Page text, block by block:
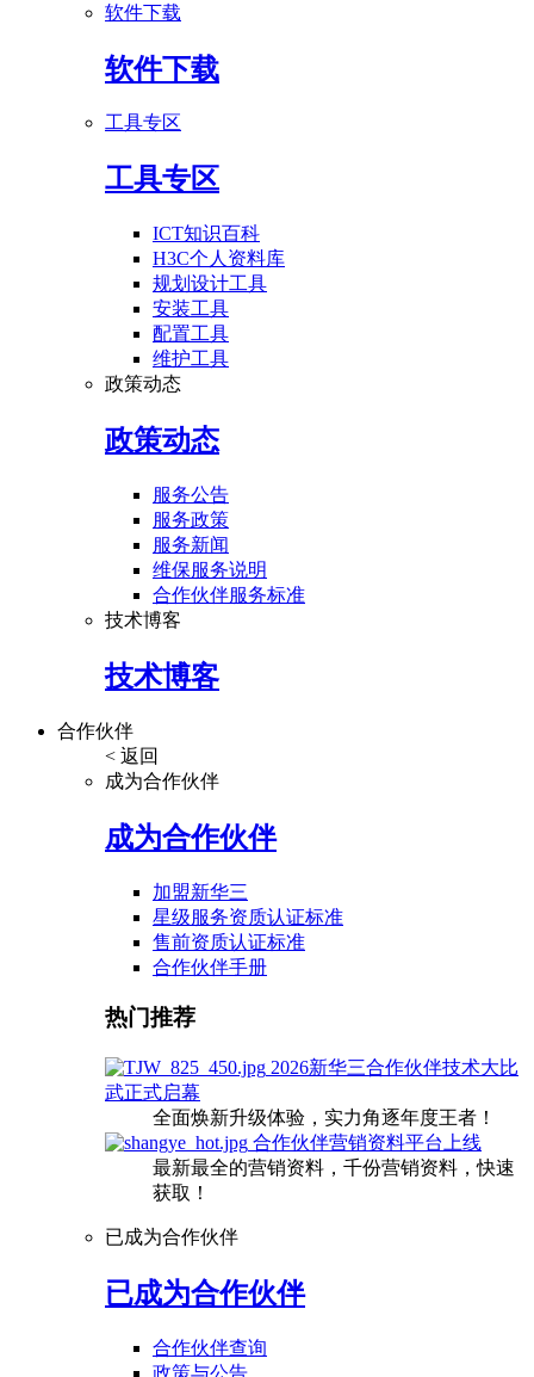
软件下载
软件下载
工具专区
工具专区
ICT知识百科
H3C个人资料库
规划设计工具
安装工具
配置工具
维护工具
政策动态
政策动态
服务公告
服务政策
服务新闻
维保服务说明
合作伙伴服务标准
技术博客
技术博客
合作伙伴
< 返回
成为合作伙伴
成为合作伙伴
加盟新华三
星级服务资质认证标准
售前资质认证标准
合作伙伴手册
热门推荐
2026新华三合作伙伴技术大比
武正式启幕
全面焕新升级体验，实力角逐年度王者！
合作伙伴营销资料平台上线
最新最全的营销资料，千份营销资料，快速
获取！
已成为合作伙伴
已成为合作伙伴
合作伙伴查询
政策与公告